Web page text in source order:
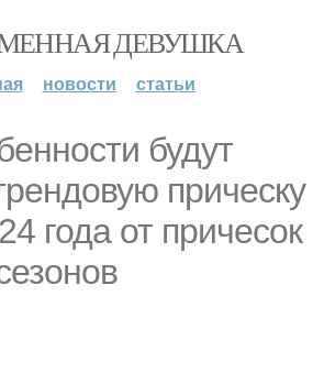
ДЕВУШКА
новости статьи
будут
прическу
года от причесок